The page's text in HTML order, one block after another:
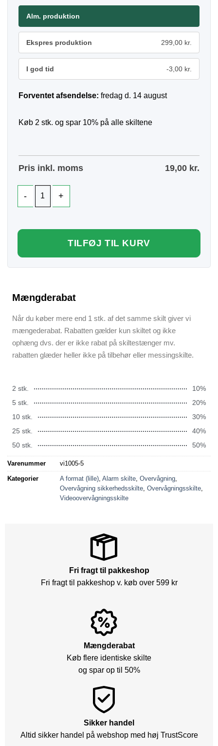
Alm. produktion
Ekspres produktion 299,00 kr.
I god tid -3,00 kr.
Forventet afsendelse: fredag d. 14 august
Køb 2 stk. og spar 10% på alle skiltene
Pris inkl. moms 19,00 kr.
TILFØJ TIL KURV
Mængderabat
Når du køber mere end 1 stk. af det samme skilt giver vi
mængederabat. Rabatten gælder kun skiltet og ikke
ophæng dvs. der er ikke rabat på skiltestænger mv.
rabatten glæder heller ikke på tilbehør eller messingskilte.
2 stk.
10%
5 stk.
20%
10 stk.
30%
25 stk.
40%
50 stk.
50%
Varenummer vi1005-5
Kategorier A format (lille) Alarm skilte Overvågning
Overvågning sikkerhedsskilte Overvågningsskilte
Videoovervågningsskilte
Fri fragt til pakkeshop
Fri fragt til pakkeshop v. køb over 599 kr
Mængderabat
Køb flere identiske skilte
og spar op til 50%
Sikker handel
Altid sikker handel på webshop med høj TrustScore